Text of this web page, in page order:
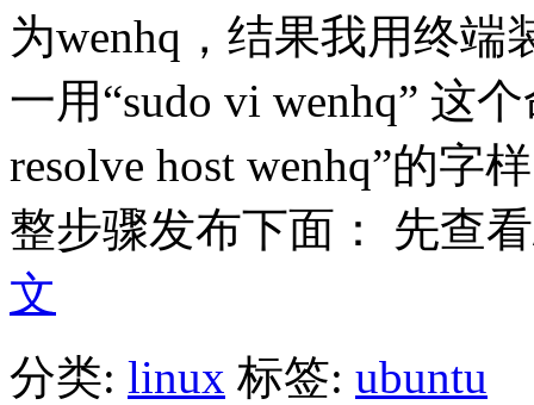
为wenhq，结果我用终
一用“sudo vi wenhq” 这
resolve host wenhq”的字
整步骤发布下面： 先查
文
分类: linux 标签: ubuntu